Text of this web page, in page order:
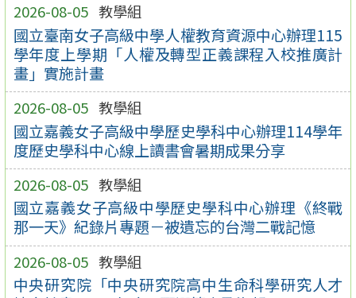
2026-08-05 教學組
國立臺南女子高級中學人權教育資源中心辦理115
學年度上學期「人權及轉型正義課程入校推廣計
畫」實施計畫
2026-08-05 教學組
國立嘉義女子高級中學歷史學科中心辦理114學年
度歷史學科中心線上讀書會暑期成果分享
2026-08-05 教學組
國立嘉義女子高級中學歷史學科中心辦理《終戰
那一天》紀錄片專題－被遺忘的台灣二戰記憶
2026-08-05 教學組
中央研究院「中央研究院高中生命科學研究人才